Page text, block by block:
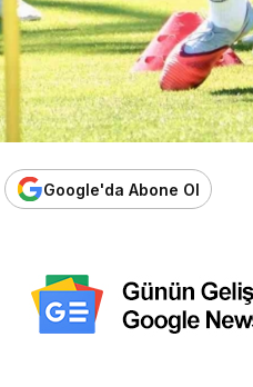
Google'da Abone Ol